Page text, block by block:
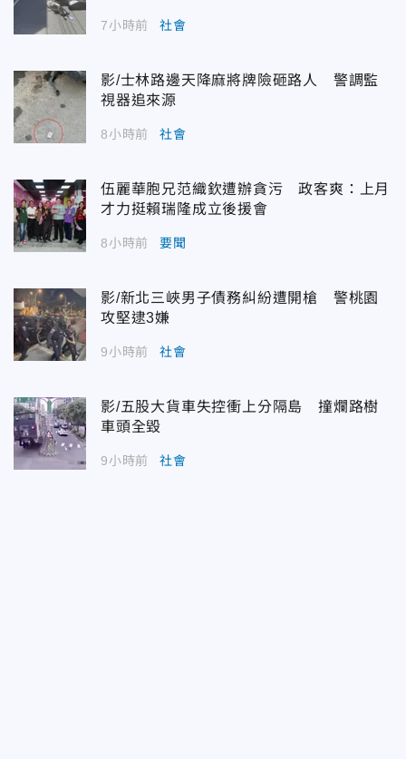
7小時前 社會
影/士林路邊天降麻將牌險砸路人 警調監
視器追來源
8小時前 社會
伍麗華胞兄范織欽遭辦貪污 政客爽：上月
才力挺賴瑞隆成立後援會
8小時前 要聞
影/新北三峽男子債務糾紛遭開槍 警桃園
攻堅逮3嫌
9小時前 社會
影/五股大貨車失控衝上分隔島 撞爛路樹
車頭全毀
9小時前 社會